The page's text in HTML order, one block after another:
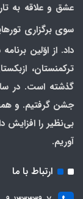
عشق و علاقه به
سوی برگزاری
داد. از اوّلین
ترکمنستان،
جشن گرفتیم. و
بی‌نظیر را
آوریم.
ارتباط با ما